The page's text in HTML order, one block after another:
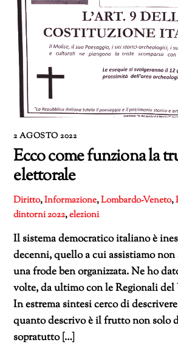
2 AGOSTO 2022
Ecco come funziona la
elettorale
Diritto,Informazione,Lombardo-Veneto,
dintorni2022,elezioni
Il sistema democratico italiano è
decenni, quello a cui assistiamo non
una frode ben organizzata. Ne ho
volte, da ultimo con le Regionali del
In estrema sintesi cerco di
quanto descrivo è il frutto non solo
sopratutto […]